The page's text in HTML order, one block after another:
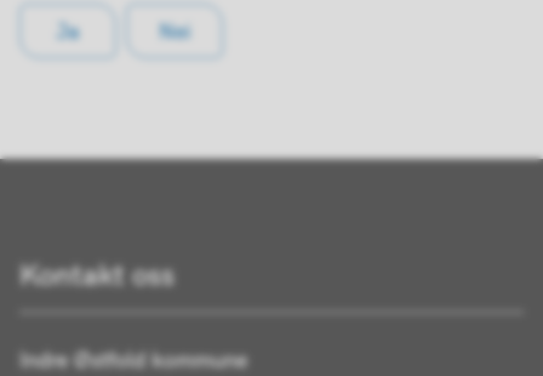
Ja Nei
Kontakt oss
Indre Østfold kommune